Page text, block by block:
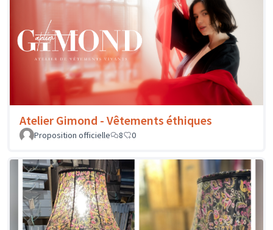
Atelier Gimond - Vêtements éthiques
Proposition officielle 8 0